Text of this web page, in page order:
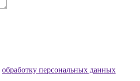
обработку персональных данных